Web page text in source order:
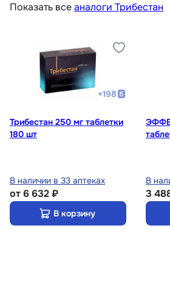
Показать всеаналоги Трибестан
+198
Трибестан 250 мг таблетки
180 шт
В наличии в 33 аптеках
от6 632 ₽
В корзину
В
3